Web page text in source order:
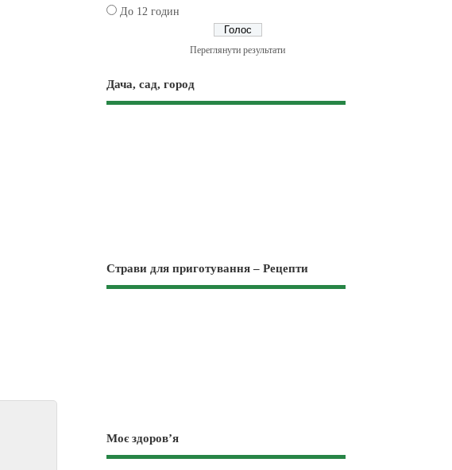
До 12 годин
Переглянути результати
Дача, сад, город
Страви для приготування – Рецепти
Моє здоров’я